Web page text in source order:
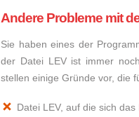
Andere Probleme mit
Sie haben eines der
der Datei LEV ist immer
stellen einige Gründe vor, die
Datei LEV, auf die sich